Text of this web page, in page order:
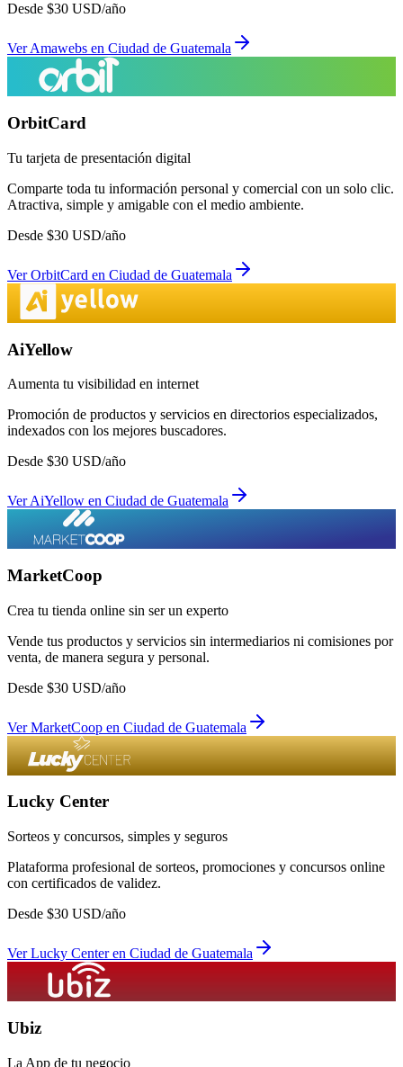
Desde $30 USD/año
VerAmawebs en Ciudad de Guatemala
OrbitCard
Tu tarjeta de presentación digital
Comparte toda tu información personal y comercial con un solo clic.
Atractiva, simple y amigable con el medio ambiente.
Desde $30 USD/año
VerOrbitCard en Ciudad de Guatemala
AiYellow
Aumenta tu visibilidad en internet
Promoción de productos y servicios en directorios especializados,
indexados con los mejores buscadores.
Desde $30 USD/año
VerAiYellow en Ciudad de Guatemala
MarketCoop
Crea tu tienda online sin ser un experto
Vende tus productos y servicios sin intermediarios ni comisiones por
venta, de manera segura y personal.
Desde $30 USD/año
VerMarketCoop en Ciudad de Guatemala
Lucky Center
Sorteos y concursos, simples y seguros
Plataforma profesional de sorteos, promociones y concursos online
con certificados de validez.
Desde $30 USD/año
VerLucky Centeren Ciudad de Guatemala
Ubiz
La App de tu negocio